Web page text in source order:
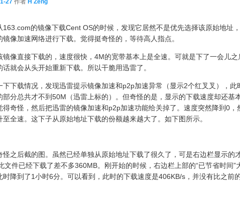
27 作者 H Zeng
163.com的镜像下载Cent OS的时候，发现它居然不是优先选择该原始地址
镜像加速网络进行下载。觉得挺奇怪的，等待高人指点。
镜像直接下载的，速度很快，4M的宽带基本上是全速。可就是下了一会儿之
话就会从头开始重新下载。所以干脆用迅雷了。
下下载情况，发现迅雷提示镜像加速和p2p加速异常（显示2个红叉叉），此
部分总共才不到50M（迅雷上标的）。但奇怪的是，显示的下载速度却还基
得奇怪，然后把迅雷的镜像加速和p2p加速功能给关掉了。速度突然降到0，
至全速。这下子从原始地址下载的份额越来越大了。如下图所示。
怪之后截的图。虽然已经单独从原始地址下载了很久了，可是右边栏显示的
文件已经下载了差不多360MB。刚开始的时候，右边栏上部的“已节省时间”
时降到了1小时6分。可以看到，此时的下载速度是406KB/s，并没有比之前